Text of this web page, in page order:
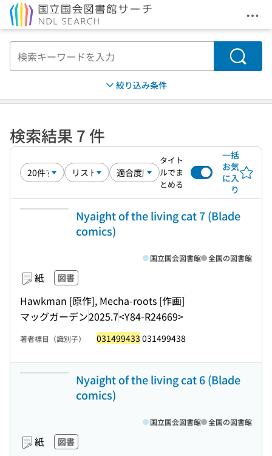
メ
検索
絞り込み条件
検索結果 7 件
タイト
ルでま
とめる
一括
お気
に入
り
Nyaight of the living cat 7 (Blade
comics)
紙 図書
Hawkman [原作], Mecha-roots [作画]
マッグガーデン2025.7<Y84-R24669>
国立国会図書館 全国の図書館
著者標目（識別子） 031499433 031499438
Nyaight of the living cat 6 (Blade
comics)
紙 図書
国立国会図書館 全国の図書館